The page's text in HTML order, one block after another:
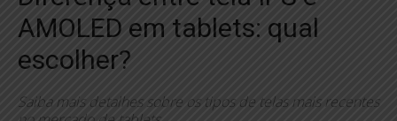
AMOLED em tablets: qual
escolher?
Saiba mais detalhes sobre os tipos de telas mais recentes